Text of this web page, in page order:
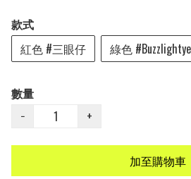
款式
紅色 #三眼仔
綠色
數量
−
+
加至購物車